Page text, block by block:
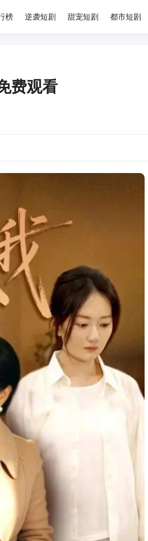
榜 逆袭短剧 甜宠短剧 都市短剧
费观看